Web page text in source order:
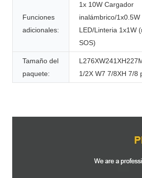
Funciones
adicionales:
1x 10W Cargador
inalámbrico/1x0.5W
LED/Linteria 1x1W
SOS)
Tamaño del
paquete:
1/2X W7 7/8XH 7/8